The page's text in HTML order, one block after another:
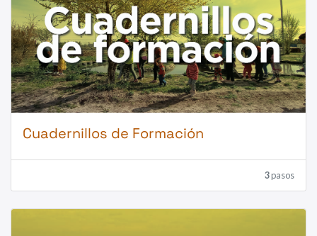
Cuadernillos de Formación
3pasos